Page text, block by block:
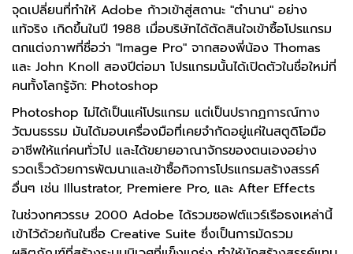
จุดเปลี่ยนที่ทำให้ Adobe ก้าวเข้าสู่สถานะ "ตำนาน" อย่าง
แท้จริง เกิดขึ้นในปี 1988 เมื่อบริษัทได้ตัดสินใจเข้าซื้อโปรแกรม
ตกแต่งภาพที่ชื่อว่า "Image Pro" จากสองพี่น้อง Thomas
และ John Knoll สองปีต่อมา โปรแกรมนั้นได้เปิดตัวในชื่อใหม่ที่
คนทั้งโลกรู้จัก: Photoshop
Photoshop ไม่ได้เป็นแค่โปรแกรม แต่เป็นปรากฏการณ์ทาง
วัฒนธรรม มันได้มอบเครื่องมือที่เคยจำกัดอยู่แค่ในสตูดิโอมือ
อาชีพให้แก่คนทั่วไป และได้ขยายอาณาจักรของตนเองอย่าง
รวดเร็วด้วยการพัฒนาและเข้าซื้อกิจการโปรแกรมสร้างสรรค์
อื่นๆ เช่น Illustrator, Premiere Pro, และ After Effects
ในช่วงทศวรรษ 2000 Adobe ได้รวมซอฟต์แวร์เรือธงเหล่านี้
เข้าไว้ด้วยกันในชื่อ Creative Suite ซึ่งเป็นการมัดรวม